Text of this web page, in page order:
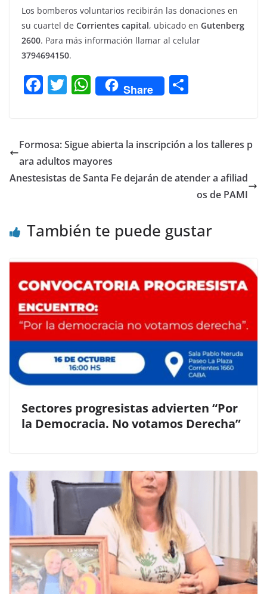
Los bomberos voluntarios recibirán las donaciones en
su cuartel de Corrientes capital, ubicado en Gutenberg
2600. Para más información llamar al celular
3794694150.
F
e
b
o
T
er
W
h
s
A
p
Share
p
tir
Formosa: Sigue abierta la inscripción a los talleres p
ara adultos mayores
Anestesistas de Santa Fe dejarán de atender a afiliad
os de PAMI
También te puede gustar
Sectores progresistas advierten “Por
la Democracia. No votamos Derecha”